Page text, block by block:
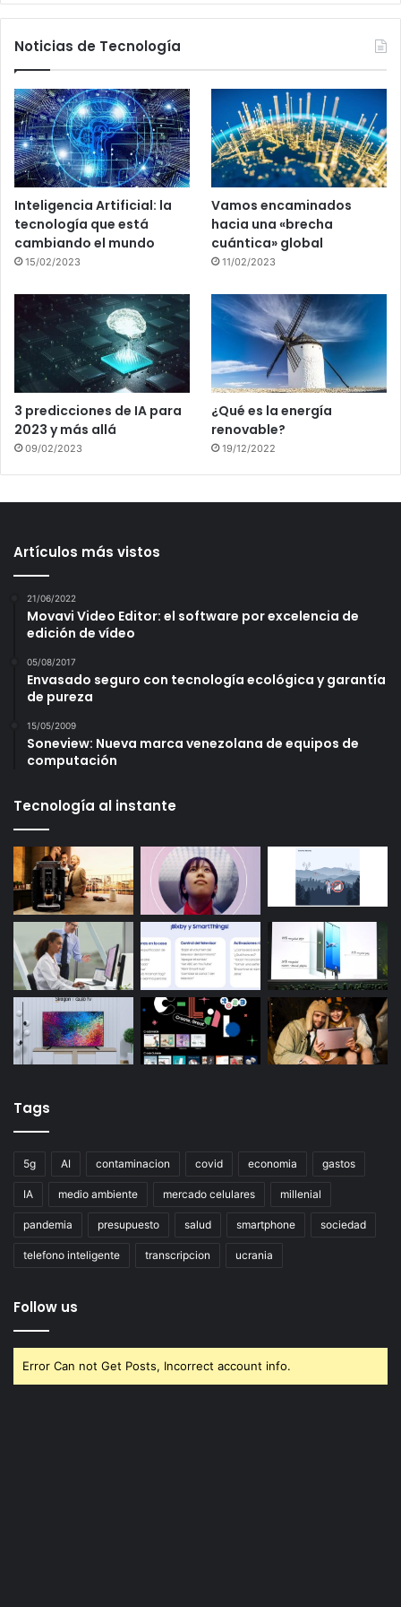
Noticias de Tecnología
Inteligencia Artificial: la
tecnología que está
cambiando el mundo
15/02/2023
Vamos encaminados
hacia una «brecha
cuántica» global
11/02/2023
3 predicciones de IA para
2023 y más allá
09/02/2023
¿Qué es la energía
renovable?
19/12/2022
Artículos más vistos
21/06/2022
Movavi Video Editor: el software por excelencia de
edición de vídeo
05/08/2017
Envasado seguro con tecnología ecológica y garantía
de pureza
15/05/2009
Soneview: Nueva marca venezolana de equipos de
computación
Tecnología al instante
Tags
5g AI contaminacion covid economia gastos
IA medio ambiente mercado celulares millenial
pandemia presupuesto salud smartphone sociedad
telefono inteligente transcripcion ucrania
Follow us
Error Can not Get Posts, Incorrect account info.